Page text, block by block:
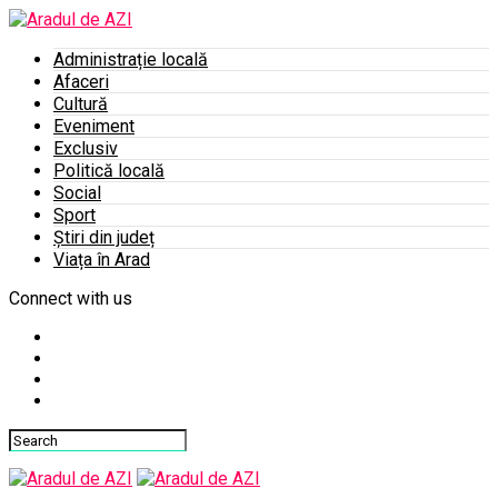
Administrație locală
Afaceri
Cultură
Eveniment
Exclusiv
Politică locală
Social
Sport
Știri din județ
Viața în Arad
Connect with us